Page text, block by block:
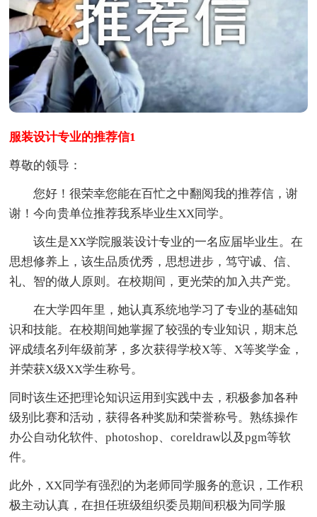
服装设计专业的推荐信1
尊敬的领导：
您好！很荣幸您能在百忙之中翻阅我的推荐信，谢
谢！今向贵单位推荐我系毕业生XX同学。
该生是XX学院服装设计专业的一名应届毕业生。在
思想修养上，该生品质优秀，思想进步，笃守诚、信、
礼、智的做人原则。在校期间，更光荣的加入共产党。
在大学四年里，她认真系统地学习了专业的基础知
识和技能。在校期间她掌握了较强的专业知识，期末总
评成绩名列年级前茅，多次获得学校X等、X等奖学金，
并荣获X级XX学生称号。
同时该生还把理论知识运用到实践中去，积极参加各种
级别比赛和活动，获得各种奖励和荣誉称号。熟练操作
办公自动化软件、photoshop、coreldraw以及pgm等软
件。
此外，XX同学有强烈的为老师同学服务的意识，工作积
极主动认真，在担任班级组织委员期间积极为同学服